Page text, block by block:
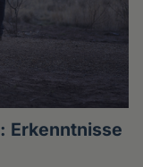
Erkenntnisse